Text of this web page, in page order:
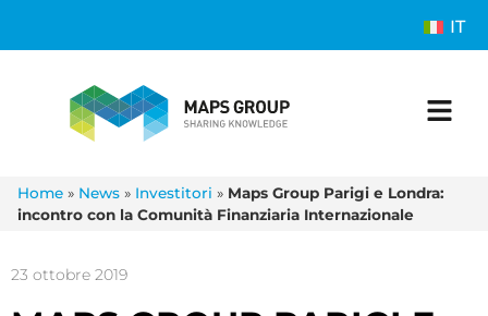
IT
Home » News » Investitori » Maps Group Parigi e Londra:
incontro con la Comunità Finanziaria Internazionale
23 ottobre 2019